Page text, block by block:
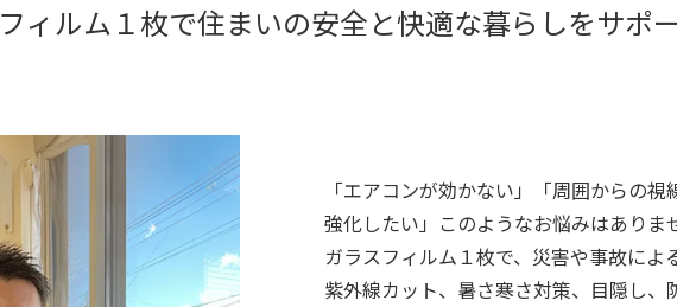
フィルム１枚で住まいの安全と快適な暮らしをサポ
「エアコンが効かない」「周囲からの
強化したい」このようなお悩みはありま
ガラスフィルム１枚で、災害や事故によ
紫外線カット、暑さ寒さ対策、目隠し、